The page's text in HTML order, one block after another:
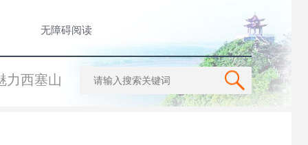
无障碍阅读
力西塞山